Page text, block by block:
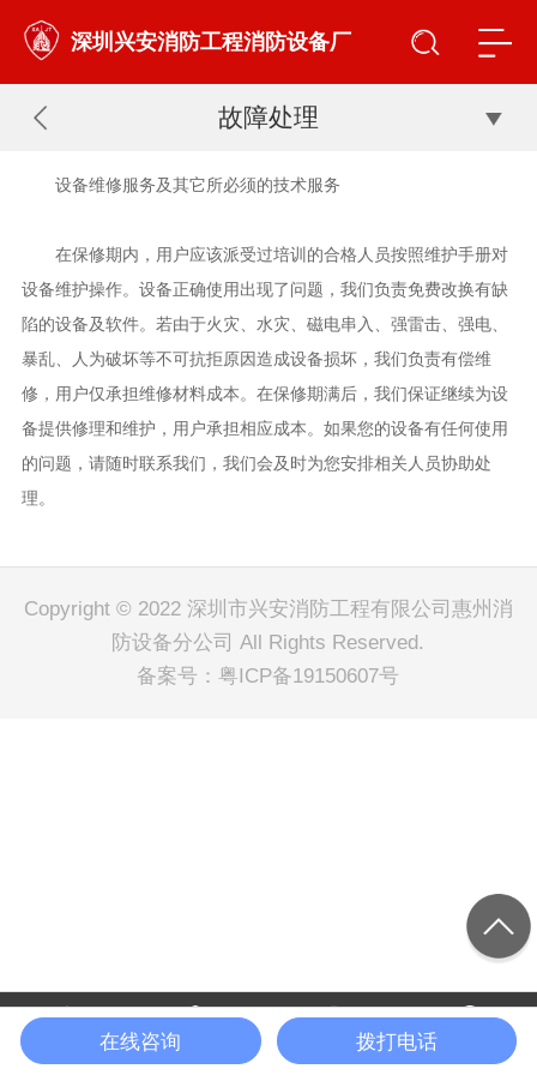
深圳兴安消防工程消防设备厂
故障处理
设备维修服务及其它所必须的技术服务
在保修期内，用户应该派受过培训的合格人员按照维护手册对
设备维护操作。设备正确使用出现了问题，我们负责免费改换有缺
陷的设备及软件。若由于火灾、水灾、磁电串入、强雷击、强电、
暴乱、人为破坏等不可抗拒原因造成设备损坏，我们负责有偿维
修，用户仅承担维修材料成本。在保修期满后，我们保证继续为设
备提供修理和维护，用户承担相应成本。如果您的设备有任何使用
的问题，请随时联系我们，我们会及时为您安排相关人员协助处
理。
Copyright © 2022 深圳市兴安消防工程有限公司惠州消
防设备分公司 All Rights Reserved.
备案号：粤ICP备19150607号
联系地址
在线咨询 拨打电话